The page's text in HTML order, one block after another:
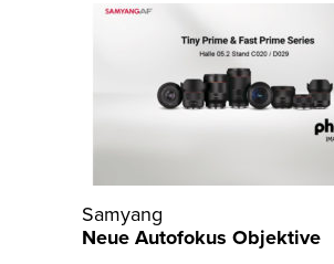
Samyang
Neue Autofokus Objektive